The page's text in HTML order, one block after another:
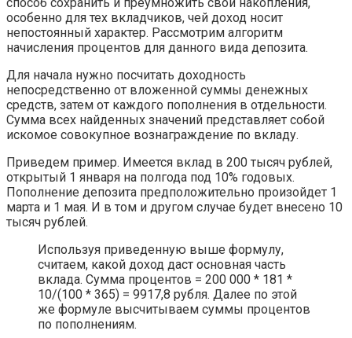
особенно для тех вкладчиков, чей доход носит
непостоянный характер. Рассмотрим алгоритм
начисления процентов для данного вида депозита.
Для начала нужно посчитать доходность
непосредственно от вложенной суммы денежных
средств, затем от каждого пополнения в отдельности.
Сумма всех найденных значений представляет собой
искомое совокупное вознаграждение по вкладу.
Приведем пример. Имеется вклад в 200 тысяч рублей,
открытый 1 января на полгода под 10% годовых.
Пополнение депозита предположительно произойдет 1
марта и 1 мая. И в том и другом случае будет внесено 10
тысяч рублей.
Используя приведенную выше формулу,
считаем, какой доход даст основная часть
вклада. Сумма процентов = 200 000 * 181 *
10/(100 * 365) = 9917,8 рубля. Далее по этой
же формуле высчитываем суммы процентов
по пополнениям.